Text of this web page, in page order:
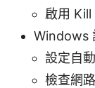
啟用
Windows
設定自
檢查網